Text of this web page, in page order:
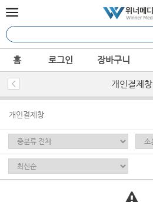
홈 로그인 장바구니
개인결제창
개인결제창